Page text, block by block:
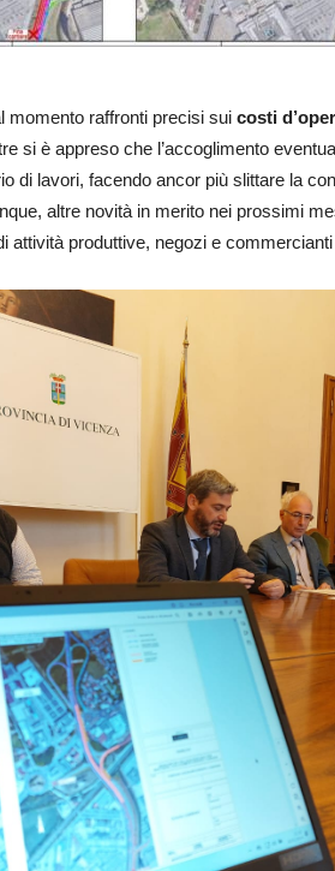
momento raffronti precisi sui costi
si è appreso che l’accoglimento
di lavori, facendo ancor più slittare la
altre novità in merito nei prossimi
attività produttive, negozi e